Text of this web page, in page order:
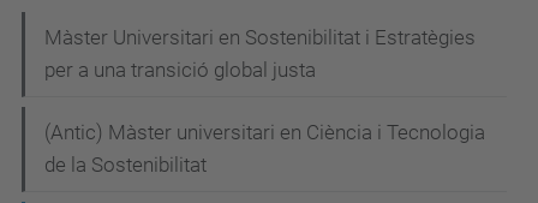
Màster Universitari en Sostenibilitat i Estratègies
per a una transició global justa
(Antic) Màster universitari en Ciència i Tecnologia
de la Sostenibilitat